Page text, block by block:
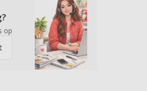
op